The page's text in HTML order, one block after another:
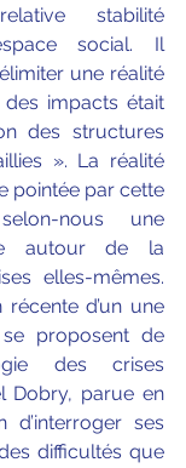
stabilité
social. Il
une réalité
des impacts était
des structures
». La réalité
pointée par cette
nous une
autour de la
elles-mêmes.
d’un une
proposent de
des crises
Dobry, parue en
d’interroger ses
difficultés que